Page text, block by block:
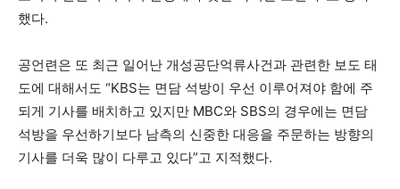
했다.
공언련은 또 최근 일어난 개성공단억류사건과 관련한 보도 태
도에 대해서도 “KBS는 면담 석방이 우선 이루어져야 함에 주
되게 기사를 배치하고 있지만 MBC와 SBS의 경우에는 면담
석방을 우선하기보다 남측의 신중한 대응을 주문하는 방향의
기사를 더욱 많이 다루고 있다”고 지적했다.